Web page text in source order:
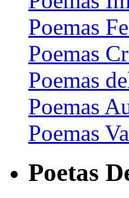
Poemas
Poemas
Poemas
Poemas
Poemas
Poetas